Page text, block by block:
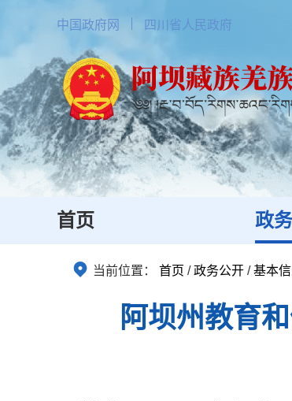
中国政府网 四川省人民政府
首页 政
当前位置： 首页 /政务公开 /基本
阿坝州教育